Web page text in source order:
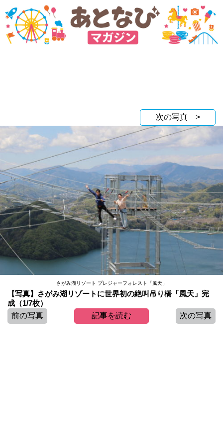
次の写真 >
さがみ湖リゾート プレジャーフォレスト「風天」
【写真】さがみ湖リゾートに世界初の絶叫吊り橋「風天」完
成（1/7枚）
前の写真
記事を読む 次の写真